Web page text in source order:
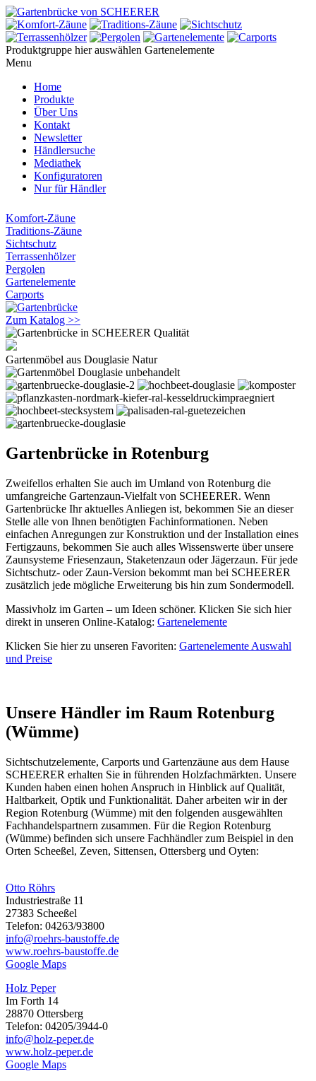
Produktgruppe hier auswählen Gartenelemente
Menu
Home
Produkte
Über Uns
Kontakt
Newsletter
Händlersuche
Mediathek
Konfiguratoren
Nur für Händler
Komfort-Zäune
Traditions-Zäune
Sichtschutz
Terrassenhölzer
Pergolen
Gartenelemente
Carports
Zum Katalog >>
Gartenmöbel aus Douglasie Natur
Gartenbrücke in Rotenburg
Zweifellos erhalten Sie auch im Umland von Rotenburg die
umfangreiche Gartenzaun-Vielfalt von SCHEERER. Wenn
Gartenbrücke Ihr aktuelles Anliegen ist, bekommen Sie an dieser
Stelle alle von Ihnen benötigten Fachinformationen. Neben
einfachen Anregungen zur Konstruktion und der Installation eines
Fertigzauns, bekommen Sie auch alles Wissenswerte über unsere
Zaunsysteme Friesenzaun, Staketenzaun oder Jägerzaun. Für jede
Sichtschutz- oder Zaun-Version bekommt man bei SCHEERER
zusätzlich jede mögliche Erweiterung bis hin zum Sondermodell.
Massivholz im Garten – um Ideen schöner. Klicken Sie sich hier
direkt in unseren Online-Katalog: Gartenelemente
Klicken Sie hier zu unseren Favoriten: Gartenelemente Auswahl
und Preise
Unsere Händler im Raum Rotenburg
(Wümme)
Sichtschutzelemente, Carports und Gartenzäune aus dem Hause
SCHEERER erhalten Sie in führenden Holzfachmärkten. Unsere
Kunden haben einen hohen Anspruch in Hinblick auf Qualität,
Haltbarkeit, Optik und Funktionalität. Daher arbeiten wir in der
Region Rotenburg (Wümme) mit den folgenden ausgewählten
Fachhandelspartnern zusammen. Für die Region Rotenburg
(Wümme) befinden sich unsere Fachhändler zum Beispiel in den
Orten Scheeßel, Zeven, Sittensen, Ottersberg und Oyten:
Otto Röhrs
Industriestraße 11
27383 Scheeßel
Telefon: 04263/93800
info@roehrs-baustoffe.de
www.roehrs-baustoffe.de
Google Maps
Holz Peper
Im Forth 14
28870 Ottersberg
Telefon: 04205/3944-0
info@holz-peper.de
www.holz-peper.de
Google Maps